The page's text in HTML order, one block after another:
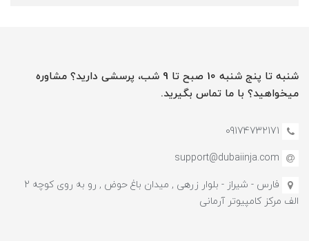
شنبه تا پنج شنبه 10 صبح تا 9 شب، پرسشی دارید؟ مشاوره
میخواهید؟ با ما تماس بگیرید.
09174732171
support@dubaiinja.com
فارس - شیراز - بلوار زرهی , میدان باغ حوض , رو به روی کوچه 2
الف مرکز کامپیوتر آرمانی